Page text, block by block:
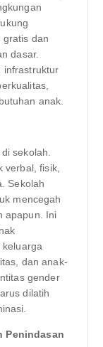
gratis dan
dasar.
infrastruktur
anak.
sekolah.
verbal, fisik,
Sekolah
mencegah
apapun. Ini
dan anak-
gender
dilatih
Penindasan